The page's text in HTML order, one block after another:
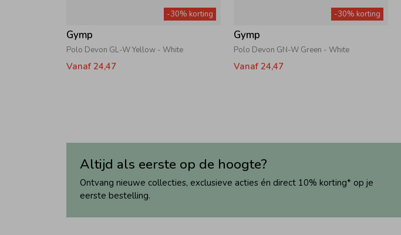
-30% korting
Gymp
Polo Devon GL-W Yellow - White
Vanaf 24,47
-30% korting
Gymp
Polo Devon GN-W Green - White
Vanaf 24,47
Altijd als eerste op de hoogte?
Ontvang nieuwe collecties, exclusieve acties én direct 10% korting* op je
eerste bestelling.